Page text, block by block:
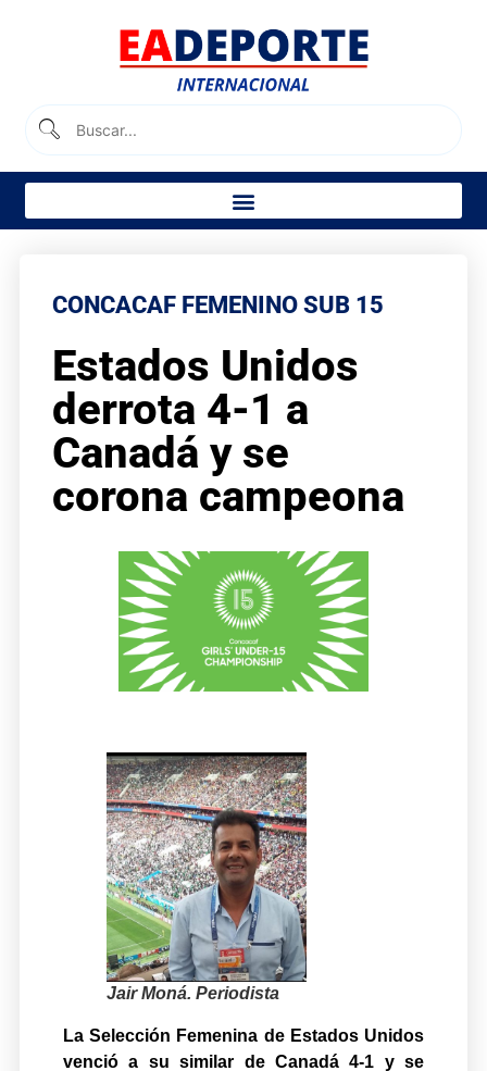
CONCACAF FEMENINO SUB 15
Estados Unidos
derrota 4-1 a
Canadá y se
corona campeona
Jair Moná. Periodista
La Selección Femenina de Estados Unidos
venció a su similar de Canadá 4-1 y se